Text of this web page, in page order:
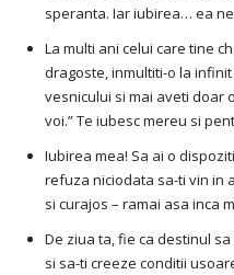
speranta. Iar iubirea… ea
La multi ani celui care tine
dragoste, inmultiti-o la
vesnicului si mai aveti doar
voi.” Te iubesc mereu si
Iubirea mea! Sa ai o
refuza niciodata sa-ti vin in
si curajos – ramai asa inca
De ziua ta, fie ca destinul
si sa-ti creeze conditii